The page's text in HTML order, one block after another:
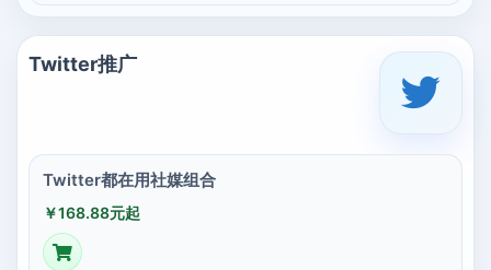
Twitter推广
Twitter都在用社媒组合
￥168.88元起